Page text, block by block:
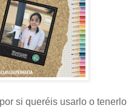
si queréis usarlo o tenerlo